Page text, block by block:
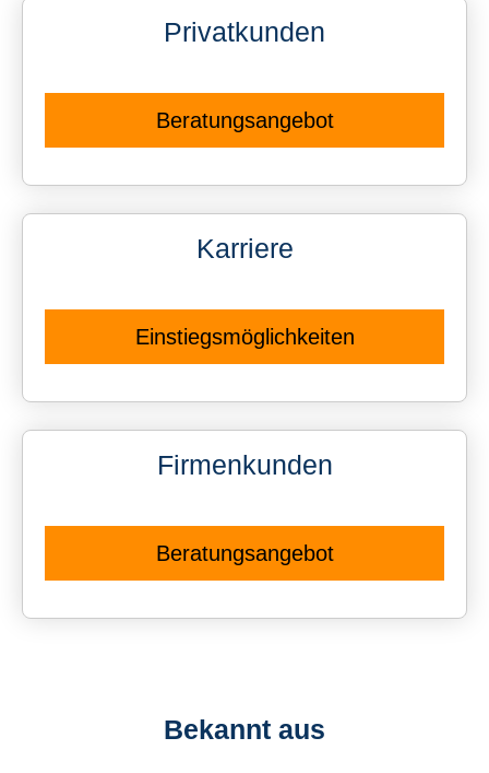
Privatkunden
Beratungsangebot
Karriere
Einstiegsmöglichkeiten
Firmenkunden
Beratungsangebot
Bekannt aus